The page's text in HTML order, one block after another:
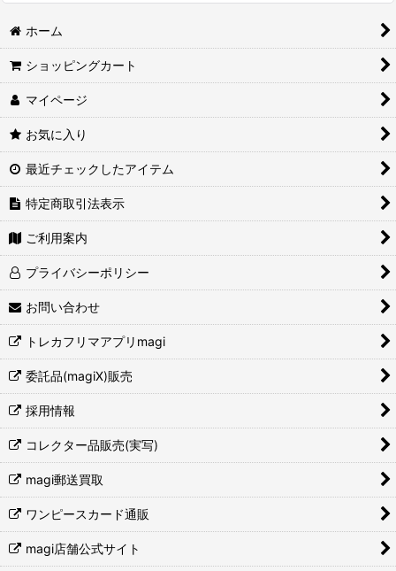
ホーム
ショッピングカート
マイページ
お気に入り
最近チェックしたアイテム
特定商取引法表示
ご利用案内
プライバシーポリシー
お問い合わせ
トレカフリマアプリmagi
委託品(magiX)販売
採用情報
コレクター品販売(実写)
magi郵送買取
ワンピースカード通販
magi店舗公式サイト